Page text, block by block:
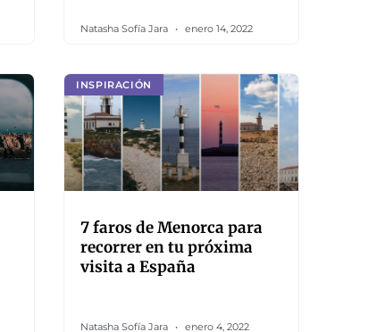
Natasha Sofía Jara enero 14, 2022
INSPIRACIÓN
7 faros de Menorca para
recorrer en tu próxima
visita a España
Natasha Sofía Jara enero 4, 2022